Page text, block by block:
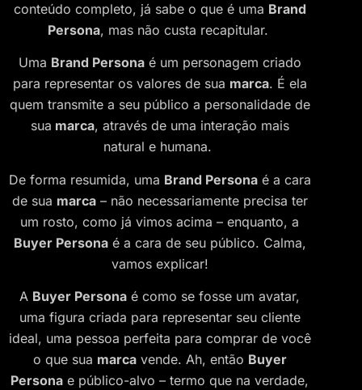
conteúdo completo, já sabe o que é uma Brand
Persona, mas não custa recapitular.
Uma Brand Personaé um personagem criado
para representar os valores de sua marca. É ela
quem transmite a seu público a personalidade de
sua marca, através de uma interação mais
natural e humana.
De forma resumida, uma Brand Personaé a cara
de sua marca– não necessariamente precisa ter
um rosto, como já vimos acima – enquanto, a
Buyer Personaé a cara de seu público. Calma,
vamos explicar!
A Buyer Persona é como se fosse um avatar,
uma figura criada para representar seu cliente
ideal, uma pessoa perfeita para comprar de você
o que sua marcavende. Ah, então Buyer
Persona e público-alvo – termo que na verdade,